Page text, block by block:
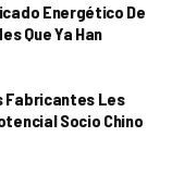
Energético De
Que Ya Han
Fabricantes Les
Socio Chino